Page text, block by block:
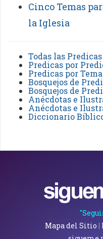
Cinco Temas
la Iglesia
Todas las Predicas
Predicas por
Predicas por Tema
Bosquejos de
Bosquejos de
Anécdotas e
Anécdotas e
Diccionario
Mapa del Sitio |